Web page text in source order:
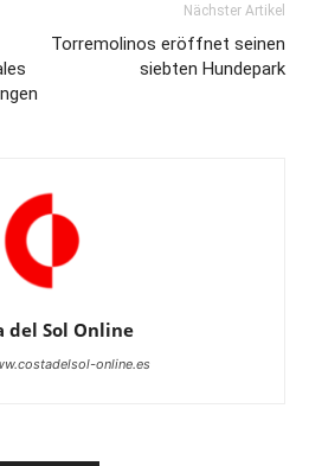
Nächster Artikel
Torremolinos eröffnet seinen
siebten Hundepark
del Sol Online
online.es